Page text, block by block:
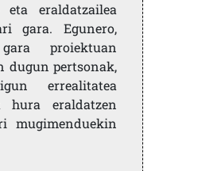
eta eraldatzailea
gara. Egunero,
proiektuan
dugun pertsonak,
errealitatea
hura eraldatzen
mugimenduekin